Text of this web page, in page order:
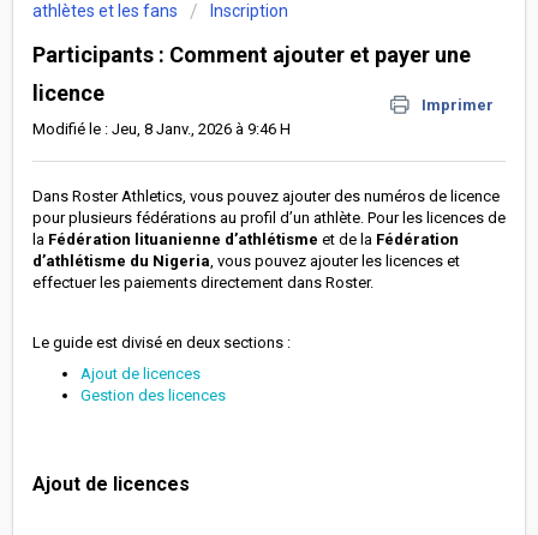
athlètes et les fans
Inscription
Participants : Comment ajouter et payer une
licence
Imprimer
Modifié le : Jeu, 8 Janv., 2026 à 9:46 H
Dans Roster Athletics, vous pouvez ajouter des numéros de licence
pour plusieurs fédérations au profil d’un athlète. Pour les licences de
la Fédération lituanienne d’athlétisme et de la Fédération
d’athlétisme du Nigeria, vous pouvez ajouter les licences et
effectuer les paiements directement dans Roster.
Le guide est divisé en deux sections :
Ajout de licences
Gestion des licences
Ajout de licences